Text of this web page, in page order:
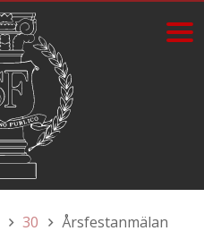
30 Årsfestanmälan